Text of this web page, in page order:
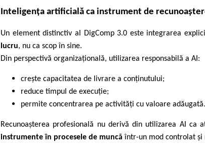
Inteligența artificială ca instrument de
Un element distinctiv al DigComp 3.0 este integrarea
lucru, nu ca scop în sine.
Din perspectivă organizațională, utilizarea responsabilă a AI:
crește capacitatea de livrare a conținutului;
reduce timpul de execuție;
permite concentrarea pe activități cu valoare adăugată.
Recunoașterea profesională nu derivă din utilizarea AI ca
instrumente în procesele de muncă într-un mod controlat și